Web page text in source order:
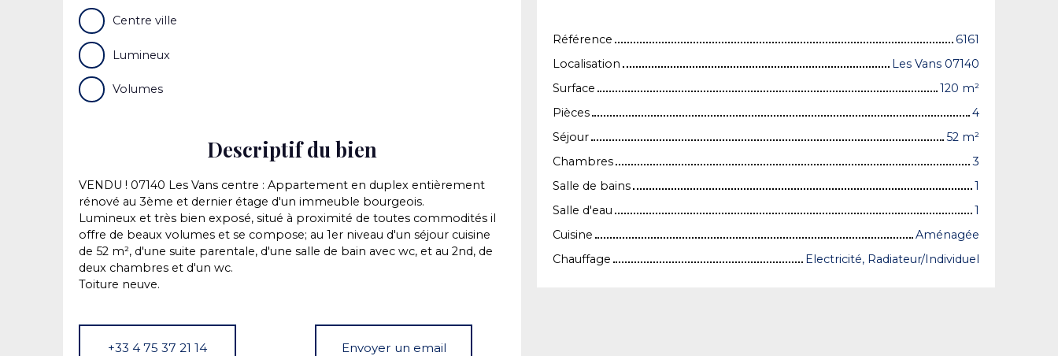
Centre ville
Lumineux
Volumes
Descriptif du bien
VENDU ! 07140 Les Vans centre : Appartement en duplex entièrement
rénové au 3ème et dernier étage d'un immeuble bourgeois.
Lumineux et très bien exposé, situé à proximité de toutes commodités il
offre de beaux volumes et se compose; au 1er niveau d'un séjour cuisine
de 52 m², d'une suite parentale, d'une salle de bain avec wc, et au 2nd, de
deux chambres et d'un wc.
Toiture neuve.
+33 4 75 37 21 14 Envoyer un email
Référence
6161
Localisation
Les Vans 07140
Surface
120 m²
Pièces
4
Séjour
52 m²
Chambres
3
Salle de bains
1
Salle d'eau
1
Cuisine
Aménagée
Chauffage
Electricité, Radiateur/Individuel